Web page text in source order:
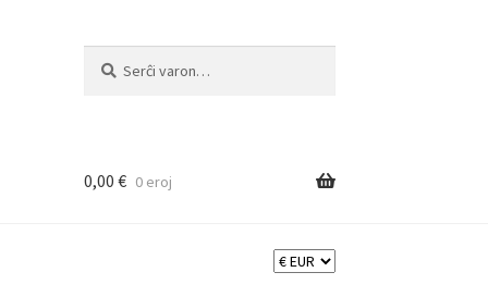
0,00 € 0 eroj